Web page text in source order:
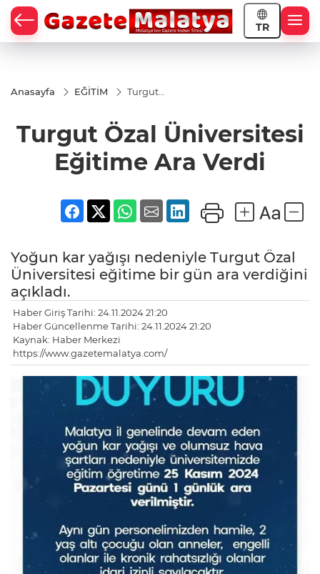
TR
Anasayfa EĞİTİM
Turgut
Eğitime
Ara Verdi
Turgut Özal Üniversitesi
Eğitime Ara Verdi
Yoğun kar yağışı nedeniyle Turgut Özal
Üniversitesi eğitime bir gün ara verdiğini
açıkladı.
Haber Giriş Tarihi: 24.11.2024 21:20
Haber Güncellenme Tarihi: 24.11.2024 21:20
Kaynak: Haber Merkezi
https://www.gazetemalatya.com/